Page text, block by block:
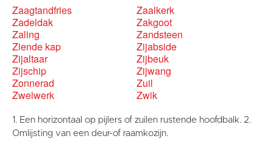
Zaagtandfries
Zaalkerk
Zadeldak
Zakgoot
Zaling
Zandsteen
Ziende kap
Zijabside
Zijaltaar
Zijbeuk
Zijschip
Zijwang
Zonnerad
Zuil
Zwelwerk
Zwik
1. Een horizontaal op pijlers of zuilen rustende hoofdbalk. 2.
Omlijsting van een deur-of raamkozijn.